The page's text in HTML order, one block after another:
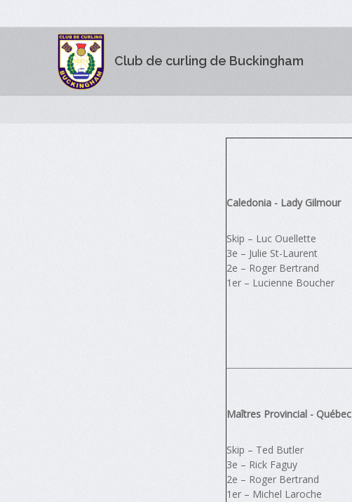
Club de curling de Buckingham
Caledonia - Lady Gilmour
Skip – Luc Ouellette
3e – Julie St-Laurent
2e – Roger Bertrand
1er – Lucienne Boucher
Maîtres Provincial - Québec
Skip – Ted Butler
3e – Rick Faguy
2e – Roger Bertrand
1er – Michel Laroche